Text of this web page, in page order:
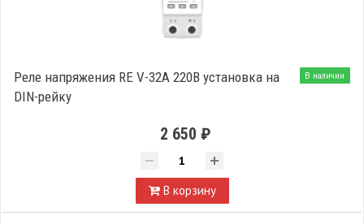
В наличии
Реле напряжения RE V-32A 220В установка на
DIN-рейку
2 650 ₽
В корзину